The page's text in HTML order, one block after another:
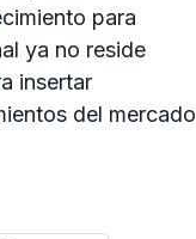
para
ya no reside
insertar
del mercado